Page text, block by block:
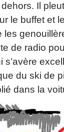
Il
le buffet et
de radio
s’avère
du ski de
dans la